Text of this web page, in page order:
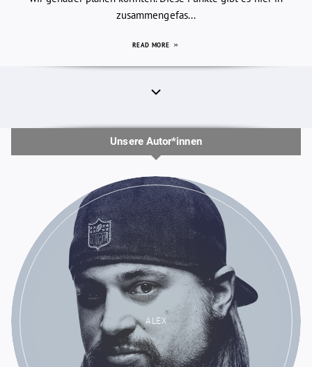
zusammengefas...
READ MORE
Unsere Autor*innen
ALEX